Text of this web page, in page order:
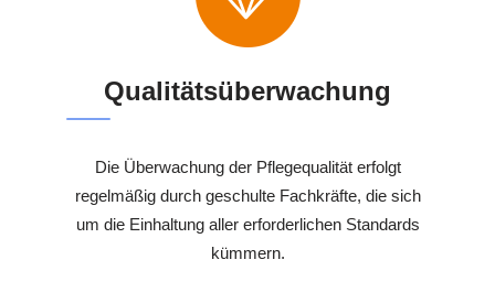
Qualitätsüberwachung
Die Überwachung der Pflegequalität erfolgt
regelmäßig durch geschulte Fachkräfte, die sich
um die Einhaltung aller erforderlichen Standards
kümmern.